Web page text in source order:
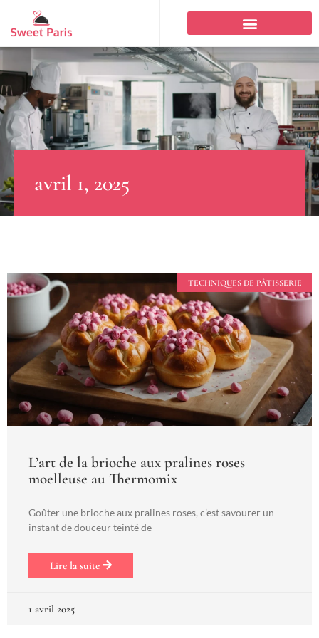
avril 1, 2025
TECHNIQUES DE PÂTISSERIE
L’art de la brioche aux pralines roses
moelleuse au Thermomix
Goûter une brioche aux pralines roses, c’est savourer un
instant de douceur teinté de
Lire la suite
1 avril 2025